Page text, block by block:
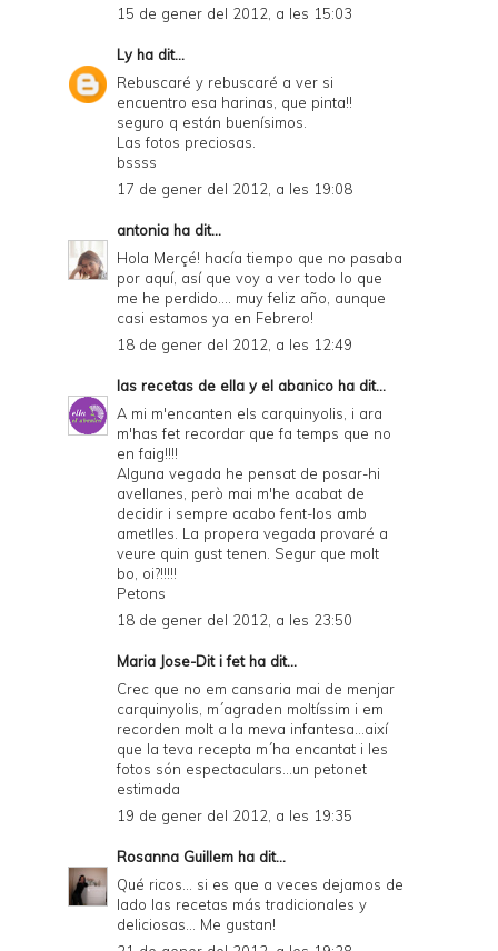
15 de gener del 2012, a les 15:03
Lyha dit...
Rebuscaré y rebuscaré a ver si
encuentro esa harinas, que pinta!!
seguro q están buenísimos.
Las fotos preciosas.
bssss
17 de gener del 2012, a les 19:08
antonia ha dit...
Hola Merçé! hacía tiempo que no pasaba
por aquí, así que voy a ver todo lo que
me he perdido.... muy feliz año, aunque
casi estamos ya en Febrero!
18 de gener del 2012, a les 12:49
las recetas de ella y el abanico ha dit...
A mi m'encanten els carquinyolis, i ara
m'has fet recordar que fa temps que no
en faig!!!!
Alguna vegada he pensat de posar-hi
avellanes, però mai m'he acabat de
decidir i sempre acabo fent-los amb
ametlles. La propera vegada provaré a
veure quin gust tenen. Segur que molt
bo, oi?!!!!!
Petons
18 de gener del 2012, a les 23:50
Maria Jose-Dit i fetha dit...
Crec que no em cansaria mai de menjar
carquinyolis, m´agraden moltíssim i em
recorden molt a la meva infantesa...així
que la teva recepta m´ha encantat i les
fotos són espectaculars...un petonet
estimada
19 de gener del 2012, a les 19:35
Rosanna Guillem ha dit...
Qué ricos... si es que a veces dejamos de
lado las recetas más tradicionales y
deliciosas... Me gustan!